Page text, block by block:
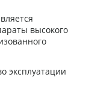
высокого
эксплуатации